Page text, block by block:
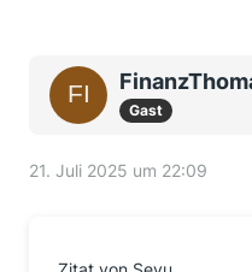
Gast
21. Juli 2025 um 22:09